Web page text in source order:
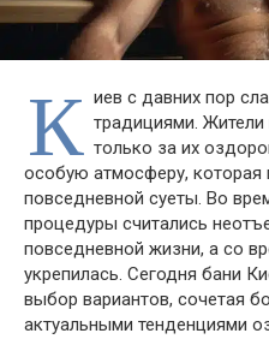
К иев с давних пор
традициями. Жители
только за их
особую атмосферу, которая
повседневной суеты. Во
процедуры считались
повседневной жизни, а со
укрепилась. Сегодня бани
выбор вариантов, сочетая
актуальными тенденциями